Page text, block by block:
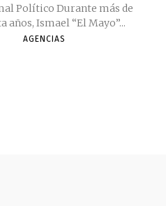
Durante más de
años, Ismael “El Mayo”...
AGENCIAS